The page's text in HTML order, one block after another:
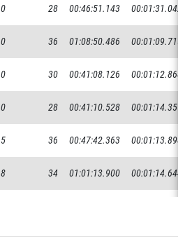
0 28 00:46:51.143 00:01:31.042
0 36 01:08:50.486 00:01:09.715
0 30 00:41:08.126 00:01:12.868
0 28 00:41:10.528 00:01:14.357
36 00:47:42.363 00:01:13.898
34 01:01:13.900 00:01:14.644